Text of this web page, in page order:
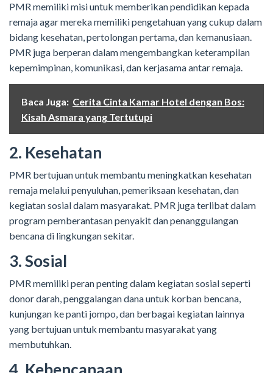
PMR memiliki misi untuk memberikan pendidikan kepada
remaja agar mereka memiliki pengetahuan yang cukup dalam
bidang kesehatan, pertolongan pertama, dan kemanusiaan.
PMR juga berperan dalam mengembangkan keterampilan
kepemimpinan, komunikasi, dan kerjasama antar remaja.
Baca Juga: Cerita Cinta Kamar Hotel dengan Bos:
Kisah Asmara yang Tertutupi
2. Kesehatan
PMR bertujuan untuk membantu meningkatkan kesehatan
remaja melalui penyuluhan, pemeriksaan kesehatan, dan
kegiatan sosial dalam masyarakat. PMR juga terlibat dalam
program pemberantasan penyakit dan penanggulangan
bencana di lingkungan sekitar.
3. Sosial
PMR memiliki peran penting dalam kegiatan sosial seperti
donor darah, penggalangan dana untuk korban bencana,
kunjungan ke panti jompo, dan berbagai kegiatan lainnya
yang bertujuan untuk membantu masyarakat yang
membutuhkan.